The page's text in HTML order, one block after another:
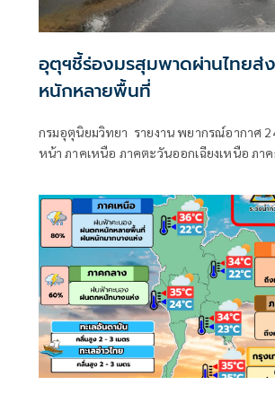
อุตุฯชี้ร่องมรสุมพาดผ่านไทยส่
หนักหลายพื้นที่
กรมอุตุนิยมวิทยา รายงาน พยากรณ์อากาศ
หน้า ภาคเหนือ ภาคตะวันออกเฉียงเหนือ ภา